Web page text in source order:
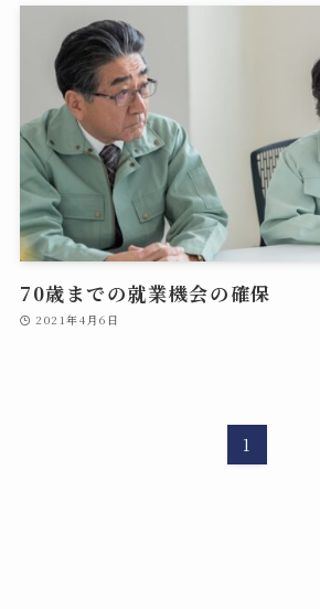
70歳までの就業機会の確保
2021年4月6日
1